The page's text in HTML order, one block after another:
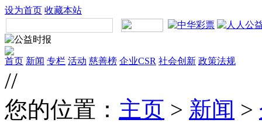
设为首页 收藏本站
首页 新闻 专栏 活动 慈善榜 企业CSR 社会创新 政策法规
//
您的位置： 主页 > 新闻 >